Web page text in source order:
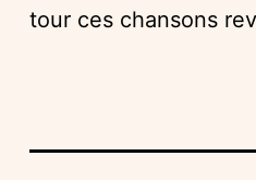
tour ces chansons